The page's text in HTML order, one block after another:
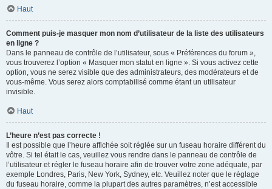
Haut
Comment puis-je masquer mon nom d’utilisateur de la liste des utilisateurs
en ligne ?
Dans le panneau de contrôle de l’utilisateur, sous « Préférences du forum »,
vous trouverez l’option « Masquer mon statut en ligne ». Si vous activez cette
option, vous ne serez visible que des administrateurs, des modérateurs et de
vous-même. Vous serez alors comptabilisé comme étant un utilisateur
invisible.
Haut
L’heure n’est pas correcte !
Il est possible que l’heure affichée soit réglée sur un fuseau horaire différent du
vôtre. Si tel était le cas, veuillez vous rendre dans le panneau de contrôle de
l’utilisateur et régler le fuseau horaire afin de trouver votre zone adéquate, par
exemple Londres, Paris, New York, Sydney, etc. Veuillez noter que le réglage
du fuseau horaire, comme la plupart des autres paramètres, n’est accessible